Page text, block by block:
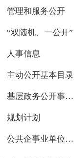
管理和服务公开
“双随机、一公开”
人事信息
主动公开基本目录
基层政务公开事项标准目录
规划计划
公共企事业单位信息公开